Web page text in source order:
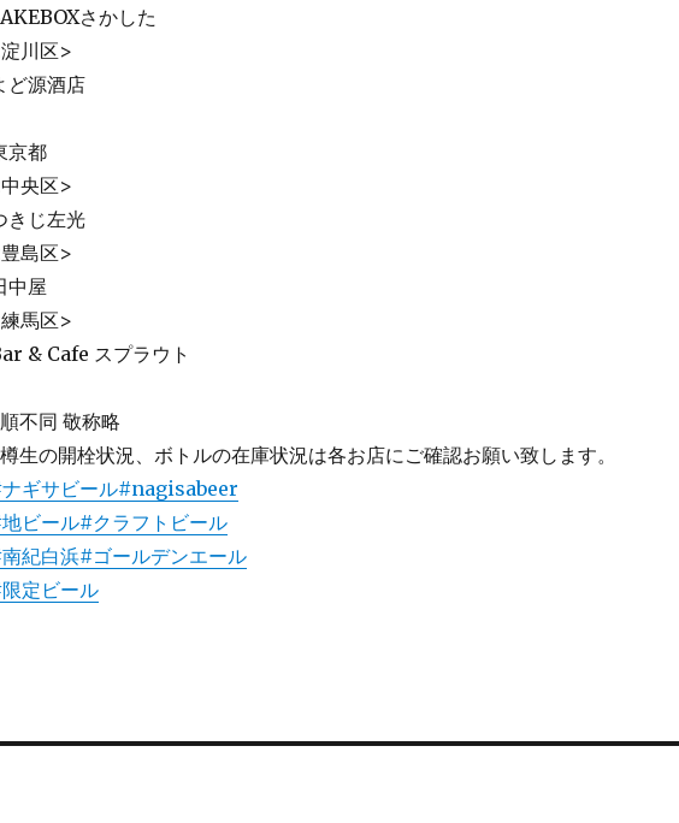
さかした
川区>
ど源酒店
京都
央区>
きじ左光
島区>
中屋
馬区>
& Cafe スプラウト
不同 敬称略
生の開栓状況、ボトルの在庫状況は各お店にご確認お願い致します。
ギサビール#nagisabeer
ビール#クラフトビール
紀白浜#ゴールデンエール
定ビール